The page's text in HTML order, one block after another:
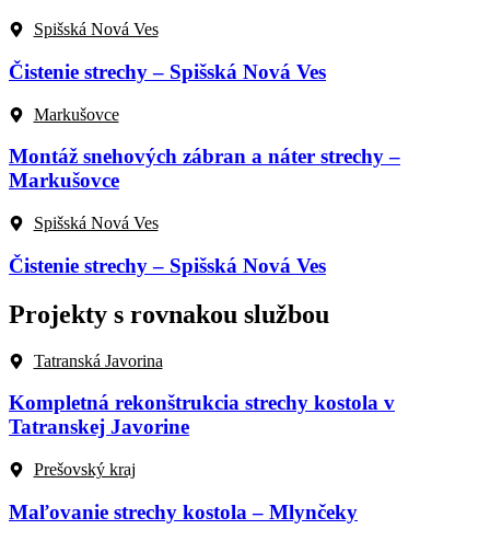
Spišská Nová Ves
Čistenie strechy – Spišská Nová Ves
Markušovce
Montáž snehových zábran a náter strechy –
Markušovce
Spišská Nová Ves
Čistenie strechy – Spišská Nová Ves
Projekty s rovnakou službou
Tatranská Javorina
Kompletná rekonštrukcia strechy kostola v
Tatranskej Javorine
Prešovský kraj
Maľovanie strechy kostola – Mlynčeky